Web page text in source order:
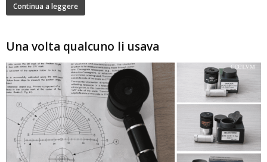
Continua a leggere
Una volta qualcuno li usava